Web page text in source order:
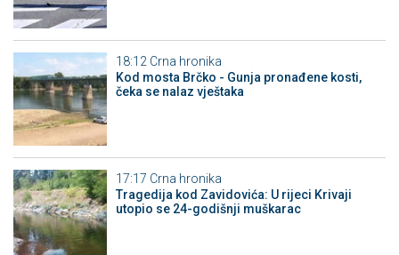
18:12 Crna hronika
Kod mosta Brčko - Gunja pronađene kosti,
čeka se nalaz vještaka
17:17 Crna hronika
Tragedija kod Zavidovića: U rijeci Krivaji
utopio se 24-godišnji muškarac